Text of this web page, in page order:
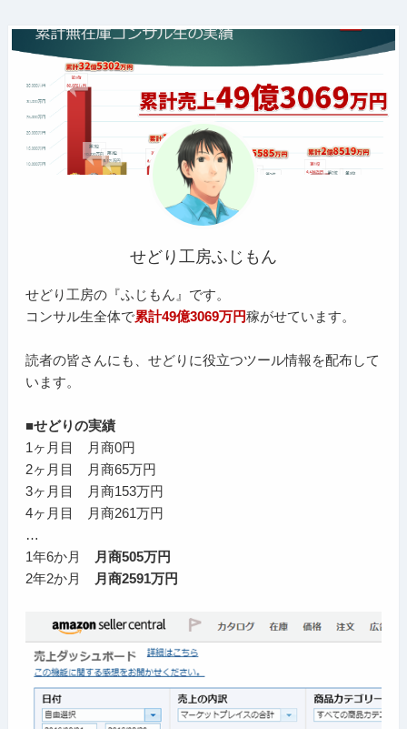
せどり工房ふじもん
せどり工房の『ふじもん』です。
コンサル生全体で累計49億3069万円稼がせています。
読者の皆さんにも、せどりに役立つツール情報を配布して
います。
■せどりの実績
1ヶ月目 月商0円
2ヶ月目 月商65万円
3ヶ月目 月商153万円
4ヶ月目 月商261万円
…
1年6か月
月商505万円
2年2か月
月商2591万円